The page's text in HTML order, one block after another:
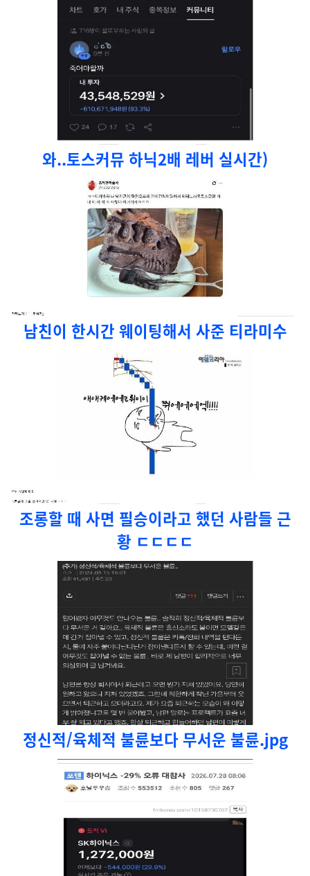
와..토스커뮤 하닉2배 레버 실시간)
남친이 한시간 웨이팅해서 사준 티라미수
조롱할 때 사면 필승이라고 했던 사람들 근
황 ㄷㄷㄷㄷ
정신적/육체적 불륜보다 무서운 불륜.jpg